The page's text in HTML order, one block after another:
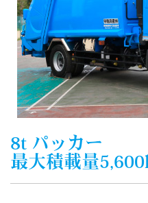
8t パッカー
最大積載量